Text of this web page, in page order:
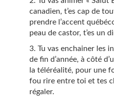
canadien, t’es cap de
prendre l’accent
peau de castor, t’es un
Tu vas enchainer les
de fin d’année, à côté
la téléréalité, pour une
fou rire entre toi et tes
régaler.